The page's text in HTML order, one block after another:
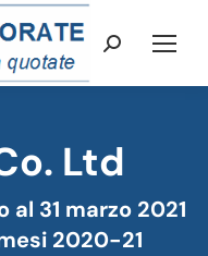
Cerca:
Ltd
31 marzo 2021
2020-21